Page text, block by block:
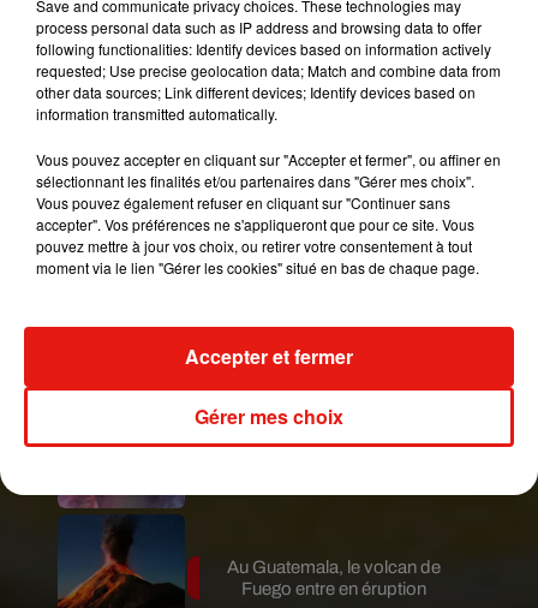
Publié : 9 avril 2018 à 8h06 par Maud Tambellini
nouveaux clients jusqu’au 30 avril.
Mundo Latino
Guatemala : l'éruption du volcan
de Fuego est terminée
en Argentine, et en pleine...
Karol G dévoile la tracklist de
son nouvel album… avec des
Au Guatemala, le volcan de
Fuego entre en éruption
Save and communicate privacy choices. These technologies may
process personal data such as IP address and browsing data to offer
following functionalities: Identify devices based on information actively
requested; Use precise geolocation data; Match and combine data from
other data sources; Link different devices; Identify devices based on
information transmitted automatically.
Vous pouvez accepter en cliquant sur "Accepter et fermer", ou affiner en
sélectionnant les finalités et/ou partenaires dans "Gérer mes choix".
Vous pouvez également refuser en cliquant sur "Continuer sans
accepter". Vos préférences ne s'appliqueront que pour ce site. Vous
pouvez mettre à jour vos choix, ou retirer votre consentement à tout
moment via le lien "Gérer les cookies" situé en bas de chaque page.
Gérer mes choix
Accepter et fermer